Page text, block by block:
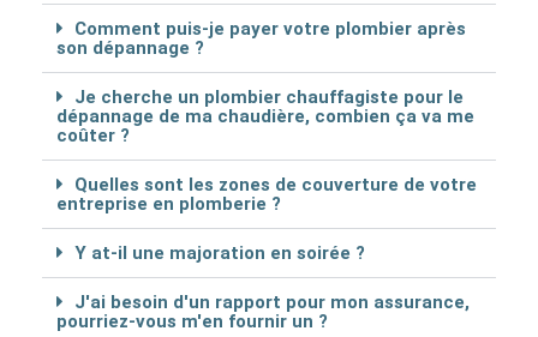
Comment puis-je payer votre plombier après
son dépannage ?
Je cherche un plombier chauffagiste pour le
dépannage de ma chaudière, combien ça va me
coûter ?
Quelles sont les zones de couverture de votre
entreprise en plomberie ?
Y at-il une majoration en soirée ?
J'ai besoin d'un rapport pour mon assurance,
pourriez-vous m'en fournir un ?